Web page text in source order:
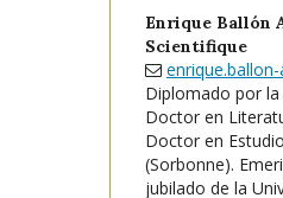
Enrique Ballón
Scientifique
Diplomado por la
Doctor en
Doctor en
(Sorbonne).
jubilado de la